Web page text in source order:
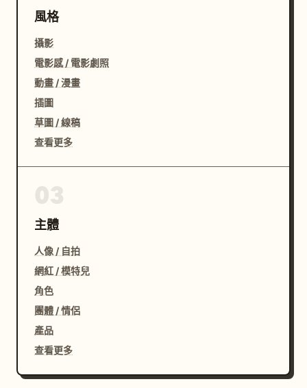
風格
攝影
電影感 / 電影劇照
動畫 / 漫畫
插圖
草圖 / 線稿
查看更多
主體
人像 / 自拍
網紅 / 模特兒
角色
團體 / 情侶
產品
查看更多